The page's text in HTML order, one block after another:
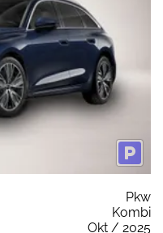
Pkw
Kombi
Okt / 2025